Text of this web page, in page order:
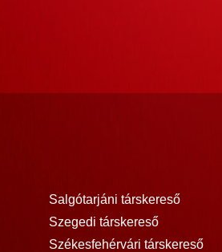
Salgótarjáni társkereső
Szegedi társkereső
Székesfehérvári társkereső